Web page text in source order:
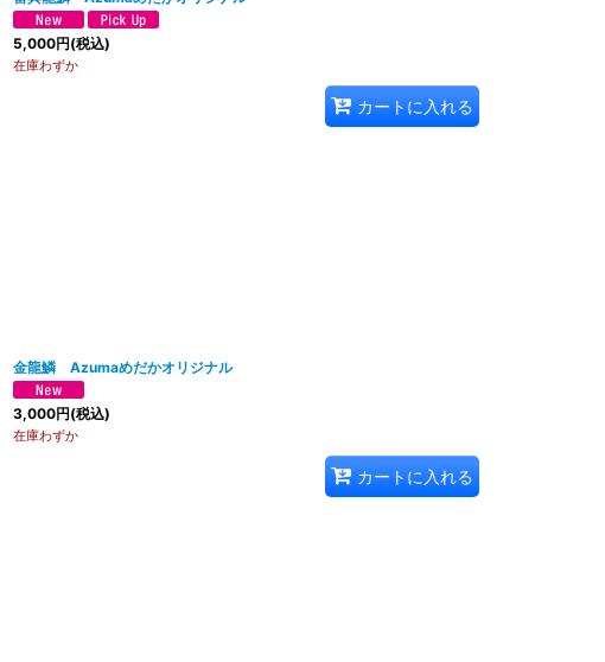
5,000円(税込)
在庫わずか
カートに入れる
金龍鱗 Azumaめだかオリジナル
3,000円(税込)
在庫わずか
カートに入れる